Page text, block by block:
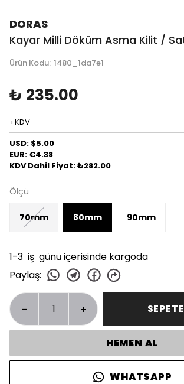
DORAS
Kayar Milli Döküm Asma Kilit /
Ürün Kodu: 1480_1da7e1
₺ 235.00
+KDV
USD: $5.00
EUR: €4.38
KDV Dahil Fiyat: ₺282.00
Ölçü
70mm 80mm 90mm
1-3 iş günü içerisinde kargoda
Paylaş:
HEMEN AL
WHATSAPP